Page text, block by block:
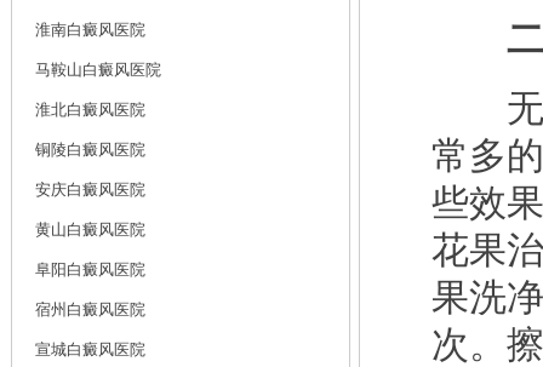
淮南白癜风医院
马鞍山白癜风医院
淮北白癜风医院
铜陵白癜风医院
安庆白癜风医院
黄山白癜风医院
阜阳白癜风医院
宿州白癜风医院
宣城白癜风医院
二
无花
常多
些效
花果
果洗
次。